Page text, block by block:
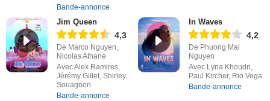
Bande-annonce
Jim Queen
4,3
De Marco Nguyen,
Nicolas Athane
Avec Alex Ramires,
Jérémy Gillet, Shirley
Souagnon
Bande-annonce
In Waves
4,2
De Phuong Mai
Nguyen
Avec Lyna Khoudri,
Paul Kircher, Rio Vega
Bande-annonce